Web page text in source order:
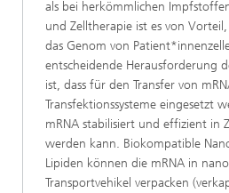
als bei herkömmlichen
und Zelltherapie ist es von
das Genom von
entscheidende Herausforderung
ist, dass für den Transfer von
Transfektionssysteme eingesetzt
mRNA stabilisiert und effizient in
werden kann. Biokompatible
Lipiden können die mRNA in
Transportvehikel verpacken